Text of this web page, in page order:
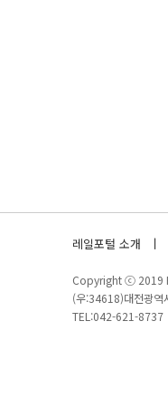
레일포털 소개
Copyright ⓒ 2019
(우:34618)대전광역
TEL:042-621-8737